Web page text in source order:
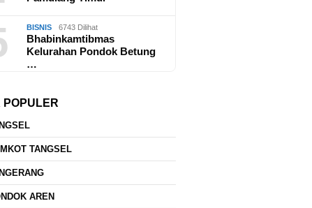
BISNIS 6743 Dilihat
Bhabinkamtibmas
Kelurahan Pondok Betung
…
POPULER
TANGSEL
AREN